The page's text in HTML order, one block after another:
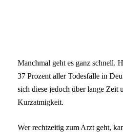
Manchmal geht es ganz schnell.
37 Prozent aller Todesfälle in
sich diese jedoch über lange Zeit
Kurzatmigkeit.
Wer rechtzeitig zum Arzt geht,